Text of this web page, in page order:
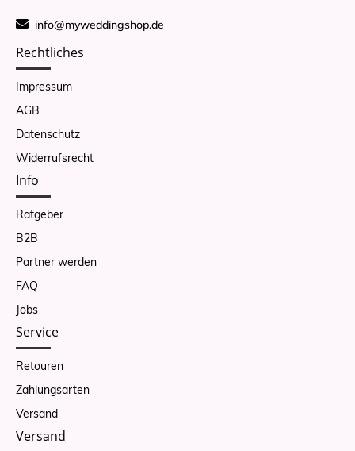
info@myweddingshop.de
Rechtliches
Impressum
AGB
Datenschutz
Widerrufsrecht
Info
Ratgeber
B2B
Partner werden
FAQ
Jobs
Service
Retouren
Zahlungsarten
Versand
Versand